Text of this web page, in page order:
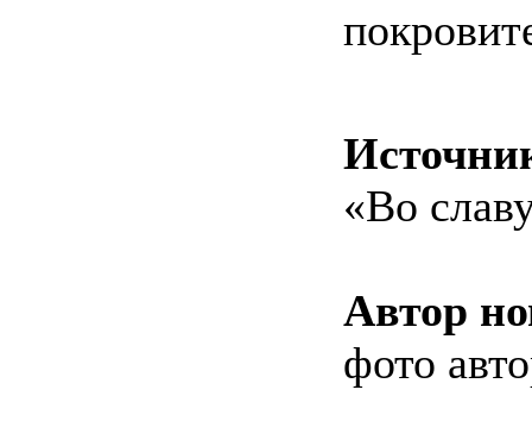
«Во
Автор
фото